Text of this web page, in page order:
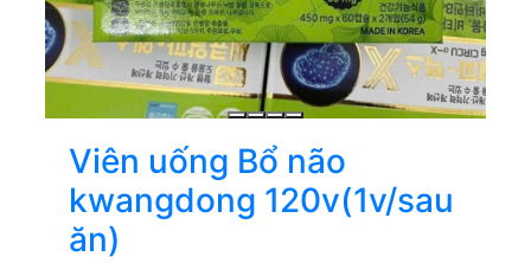
Viên uống Bổ não
kwangdong 120v(1v/sau
ăn)